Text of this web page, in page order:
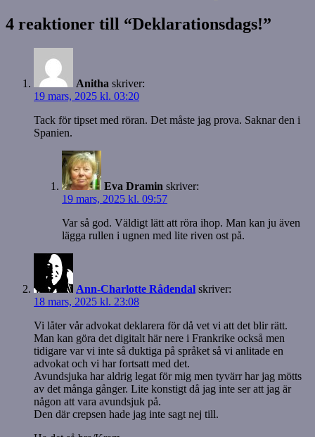
4 reaktioner till “Deklarationsdags!”
Anitha skriver:
19 mars, 2025 kl. 03:20
Tack för tipset med röran. Det måste jag prova. Saknar den i
Spanien.
Eva Dramin skriver:
19 mars, 2025 kl. 09:57
Var så god. Väldigt lätt att röra ihop. Man kan ju även
lägga rullen i ugnen med lite riven ost på.
Ann-Charlotte Rådendal skriver:
18 mars, 2025 kl. 23:08
Vi låter vår advokat deklarera för då vet vi att det blir rätt.
Man kan göra det digitalt här nere i Frankrike också men
tidigare var vi inte så duktiga på språket så vi anlitade en
advokat och vi har fortsatt med det.
Avundsjuka har aldrig legat för mig men tyvärr har jag mötts
av det många gånger. Lite konstigt då jag inte ser att jag är
någon att vara avundsjuk på.
Den där crepsen hade jag inte sagt nej till.